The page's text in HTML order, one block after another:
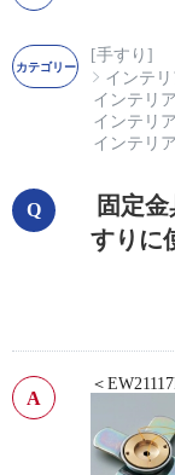
[手すり]
インテ
インテリ
インテリ
インテリ
固定
すりに
＜